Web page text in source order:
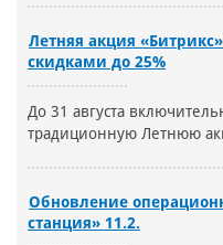
Летняя акция
скидками до 25%
До 31 августа
традиционную Летнюю
Обновление
станция» 11.2.